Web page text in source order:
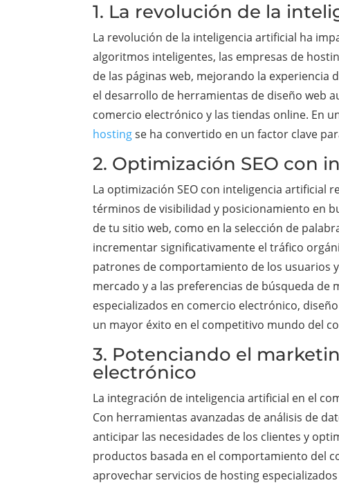
1. La revolución de la
La revolución de la inteligencia artificial ha
algoritmos inteligentes, las empresas de
de las páginas web, mejorando la
el desarrollo de herramientas de diseño web
comercio electrónico y las tiendas online. En
hostingse ha convertido en un factor clave
2. Optimización SEO con
La optimización SEO con inteligencia
términos de visibilidad y posicionamiento en
de tu sitio web, como en la selección de
incrementar significativamente el tráfico
patrones de comportamiento de los usuarios
mercado y a las preferencias de búsqueda
especializados en comercio electrónico,
un mayor éxito en el competitivo mundo del
3. Potenciando el
electrónico
La integración de inteligencia artificial en el
Con herramientas avanzadas de análisis de
anticipar las necesidades de los clientes y
productos basada en el comportamiento del
aprovechar servicios de hosting